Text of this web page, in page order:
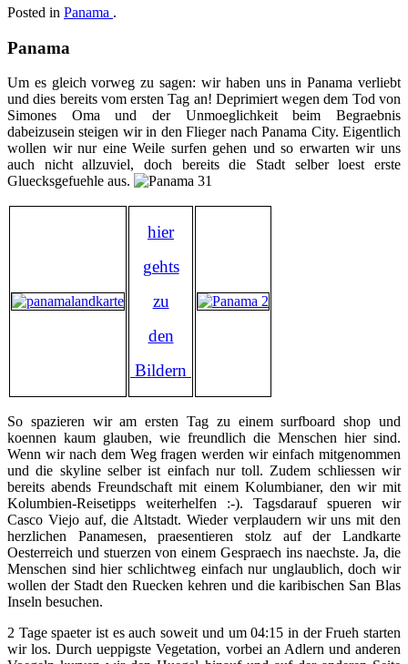
Posted in Panama .
Panama
Um es gleich vorweg zu sagen: wir haben uns in Panama verliebt
und dies bereits vom ersten Tag an! Deprimiert wegen dem Tod von
Simones Oma und der Unmoeglichkeit beim Begraebnis
dabeizusein steigen wir in den Flieger nach Panama City. Eigentlich
wollen wir nur eine Weile surfen gehen und so erwarten wir uns
auch nicht allzuviel, doch bereits die Stadt selber loest erste
Gluecksgefuehle aus.
hier
gehts
zu
den
Bildern
So spazieren wir am ersten Tag zu einem surfboard shop und
koennen kaum glauben, wie freundlich die Menschen hier sind.
Wenn wir nach dem Weg fragen werden wir einfach mitgenommen
und die skyline selber ist einfach nur toll. Zudem schliessen wir
bereits abends Freundschaft mit einem Kolumbianer, den wir mit
Kolumbien-Reisetipps weiterhelfen :-). Tagsdarauf spueren wir
Casco Viejo auf, die Altstadt. Wieder verplaudern wir uns mit den
herzlichen Panamesen, praesentieren stolz auf der Landkarte
Oesterreich und stuerzen von einem Gespraech ins naechste. Ja, die
Menschen sind hier schlichtweg einfach nur unglaublich, doch wir
wollen der Stadt den Ruecken kehren und die karibischen San Blas
Inseln besuchen.
2 Tage spaeter ist es auch soweit und um 04:15 in der Frueh starten
wir los. Durch ueppigste Vegetation, vorbei an Adlern und anderen